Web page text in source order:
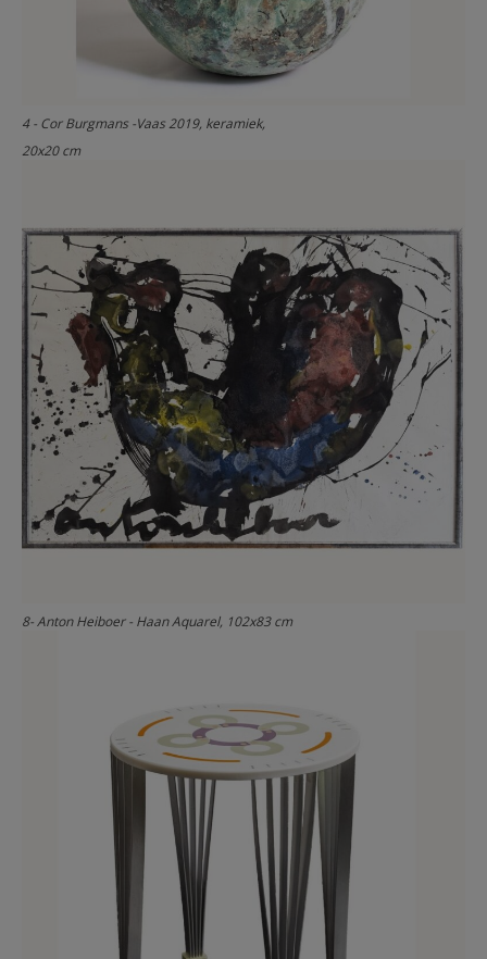
4 - Cor Burgmans -Vaas 2019, keramiek,
20x20 cm
8- Anton Heiboer - Haan Aquarel, 102x83 cm